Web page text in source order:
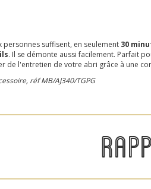
suffisent, en seulement 30
. Il se démonte aussi facilement. Parfait
de l'entretien de votre abri grâce à une
réf MB/AJ340/TGPG